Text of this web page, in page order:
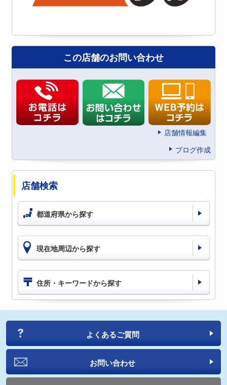
この店舗のお問い合わせ
店舗情報編集
ブログ作成
店舗検索
都道府県から探す
現在地周辺から探す
住所・キーワードから探す
よくあるご質問
お問い合わせ